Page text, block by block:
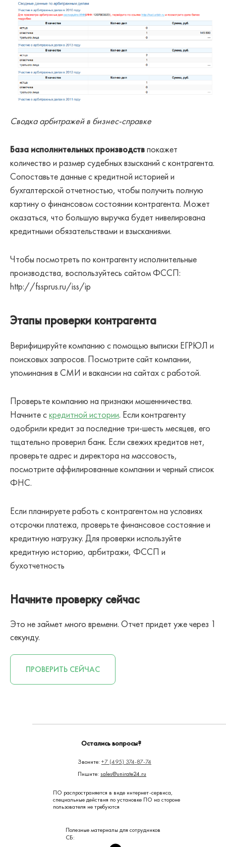
Сводка арбитражей в бизнес-справке
База исполнительных производствпокажет
количество и размер судебных взысканий с контрагента.
Сопоставьте данные с кредитной историей и
бухгалтерской отчетностью, чтобы получить полную
картину о финансовом состоянии контрагента. Может
оказаться, что большую выручка будет нивелирована
кредитными обязательствами и взысканиями.
Чтобы посмотреть по контрагенту исполнительные
производства, воспользуйтесь сайтом ФССП:
http://fssprus.ru/iss/ip
Этапы проверки контрагента
Верифицируйте компанию с помощью выписки ЕГРЮЛ и
поисковых запросов. Посмотрите сайт компании,
упоминания в СМИ и вакансии на сайтах с работой.
Проверьте компанию на признаки мошенничества.
Начните скредитной истории. Если контрагенту
одобрили кредит за последние три-шесть месяцев, его
тщательно проверил банк. Если свежих кредитов нет,
проверьте адрес и директора на массовость,
посмотрите аффилированные компании и черный список
ФНС.
Если планируете работь с контрагентом на условиях
отсрочки платежа, проверьте финансовое состояние и
кредитную нагрузку. Для проверки используйте
кредитную историю, арбитражи, ФССП и
бухотчетность
Начните проверку сейчас
Это не займет много времени. Отчет придет уже через 1
секунду.
ПРОВЕРИТЬ СЕЙЧАС
Полезные материалы для сотрудников
СБ:
ПО распространяется в виде интернет-сервиса,
специальные действия по установке ПО на стороне
пользователя не требуются
Звоните: +7 (495) 374-87-74
Пишите: sales@unirate24.ru
Остались вопросы?